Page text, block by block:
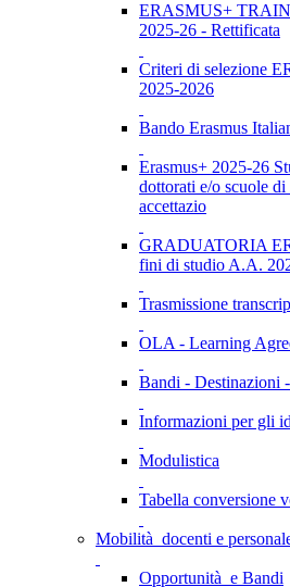
ERASMUS+
2025-26 - Rettificata
Criteri di selezione
2025-2026
Bando Erasmus
Erasmus+ 2025-26
dottorati e/o scuole
accettazio
GRADUATORIA
fini di studio A.A.
Trasmissione
OLA - Learning
Bandi - Destinazioni
Informazioni per gli
Modulistica
Tabella conversione
Mobilità docenti e
Opportunità e Bandi